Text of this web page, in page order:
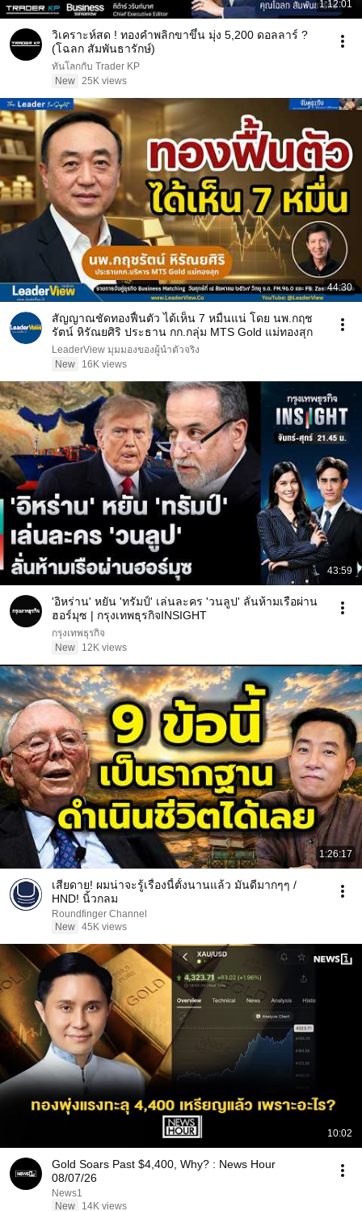
1:12:01
วิเคราะห์สด ! ทองคำพลิกขาขึ้น มุ่ง 5,200 ดอลลาร์ ?
(โฉลก สัมพันธารักษ์)
ทันโลกกับ Trader KP
New 25K views
44:30
สัญญาณชัดทองฟื้นตัว ได้เห็น 7 หมื่นแน่ โดย นพ.กฤช
รัตน์ หิรัณยศิริ ประธาน กก.กลุ่ม MTS Gold แม่ทองสุก
LeaderView มุมมองของผู้นำตัวจริง
New
16K views
43:59
'อิหร่าน' หยัน 'ทรัมป์' เล่นละคร 'วนลูป' ลั่นห้ามเรือผ่าน
ฮอร์มุซ | กรุงเทพธุรกิจINSIGHT
กรุงเทพธุรกิจ
New
12K views
1:26:17
เสียดาย! ผมน่าจะรู้เรื่องนี้ตั้งนานแล้ว มันดีมากๆๆ /
HND! นิ้วกลม
Roundfinger Channel
New 45K views
10:02
Gold Soars Past $4,400, Why? : News Hour
08/07/26
News1
New
14K views